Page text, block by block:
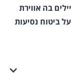
בה אווירת
ביטוח נסיעות